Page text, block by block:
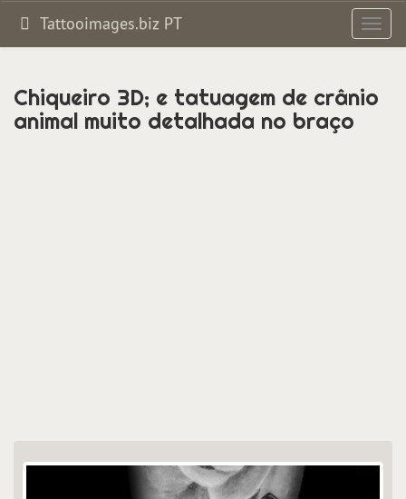
de
Tattooimages.biz PT
Chiqueiro 3D; e tatuagem de crânio
animal muito detalhada no braço